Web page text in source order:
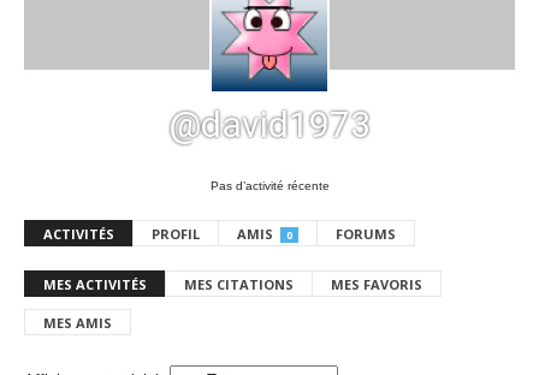
@david1973
Pas d’activité récente
ACTIVITÉS PROFIL AMIS 0 FORUMS
MES ACTIVITÉS MES CITATIONS MES FAVORIS
MES AMIS